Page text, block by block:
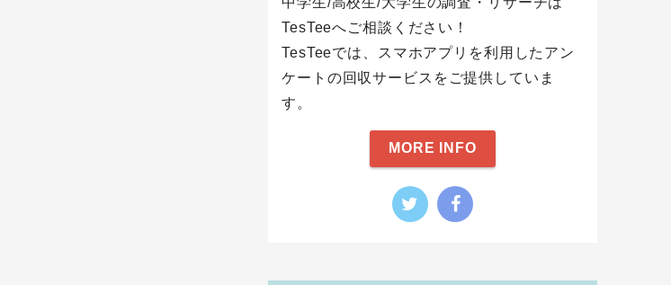
TesTeeへご相談ください！
TesTeeでは、スマホアプリを利用したアン
ケートの回収サービスをご提供していま
す。
MORE INFO